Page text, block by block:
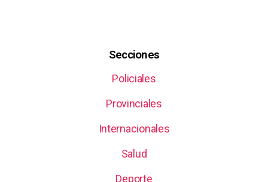
Secciones
Policiales
Provinciales
Internacionales
Salud
Deporte